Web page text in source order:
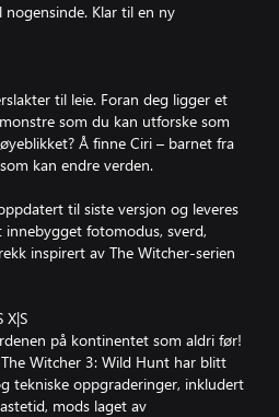
nogensinde. Klar til en ny
til leie. Foran deg ligger et
som du kan utforske som
Å finne Ciri – barnet fra
kan endre verden.
til siste versjon og leveres
fotomodus, sverd,
inspirert av The Witcher-serien
X|S
på kontinentet som aldri før!
Witcher 3: Wild Hunt har blitt
tekniske oppgraderinger, inkludert
mods laget av